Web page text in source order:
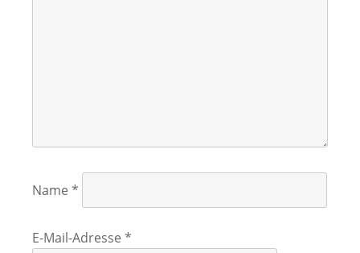
Name *
E-Mail-Adresse *